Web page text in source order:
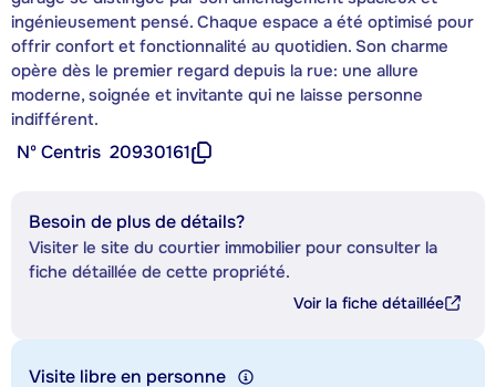
ingénieusement pensé. Chaque espace a été optimisé pour
offrir confort et fonctionnalité au quotidien. Son charme
opère dès le premier regard depuis la rue: une allure
moderne, soignée et invitante qui ne laisse personne
indifférent.
Nº Centris 20930161
Besoin de plus de détails?
Visiter le site du courtier immobilier pour consulter la
fiche détaillée de cette propriété.
Voir la fiche détaillée
Visite libre en personne